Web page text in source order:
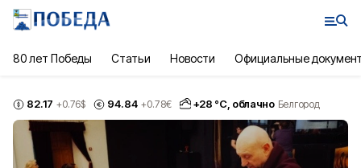
80 лет Победы Статьи Новости Официальные
82.17 +0.76$ 94.84 +0.78€ +28 °С, облачно Белгород